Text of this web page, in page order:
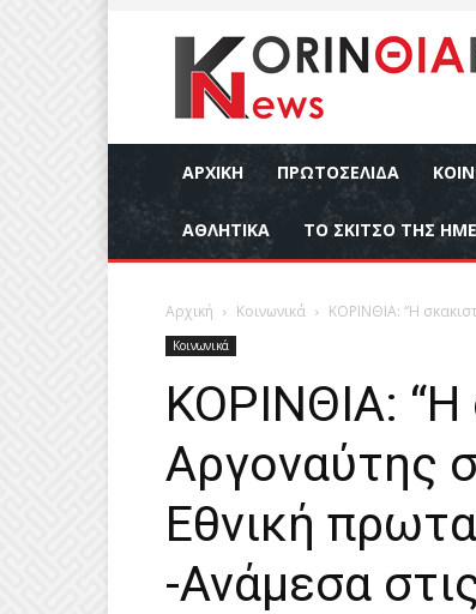
ΑΡΧΙΚΉ ΠΡΩΤΟΣΕΛΙΔΑ
ΑΘΛΗΤΙΚΆ ΤΟ ΣΚΙΤΣΟ ΤΗΣ
Αρχική Κοινωνικά ΚΟΡΙΝΘΙΑ: “Η
Κοινωνικά
ΚΟΡΙΝΘΙΑ: “Η
Αργοναύτης
Εθνική
-Ανάμεσα